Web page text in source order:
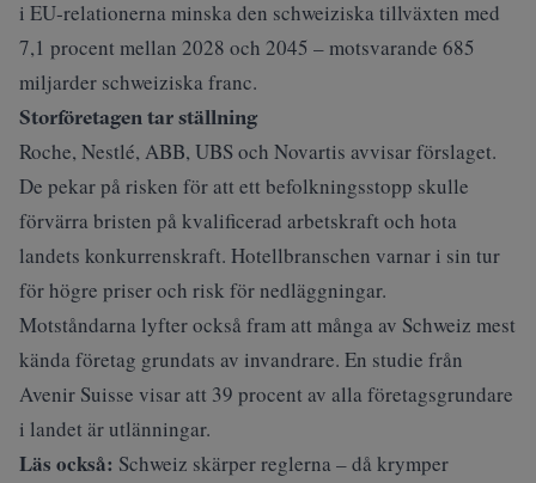
i EU‑relationerna minska den schweiziska tillväxten med
7,1 procent mellan 2028 och 2045 – motsvarande 685
miljarder schweiziska franc.
Storföretagen tar ställning
Roche, Nestlé, ABB, UBS och Novartis avvisar förslaget.
De pekar på risken för att ett befolkningsstopp skulle
förvärra bristen på kvalificerad arbetskraft och hota
landets konkurrenskraft. Hotellbranschen varnar i sin tur
för högre priser och risk för nedläggningar.
Motståndarna lyfter också fram att många av Schweiz mest
kända företag grundats av invandrare. En studie från
Avenir Suisse visar att 39 procent av alla företagsgrundare
i landet är utlänningar.
Läs också: Schweiz skärper reglerna – då krymper